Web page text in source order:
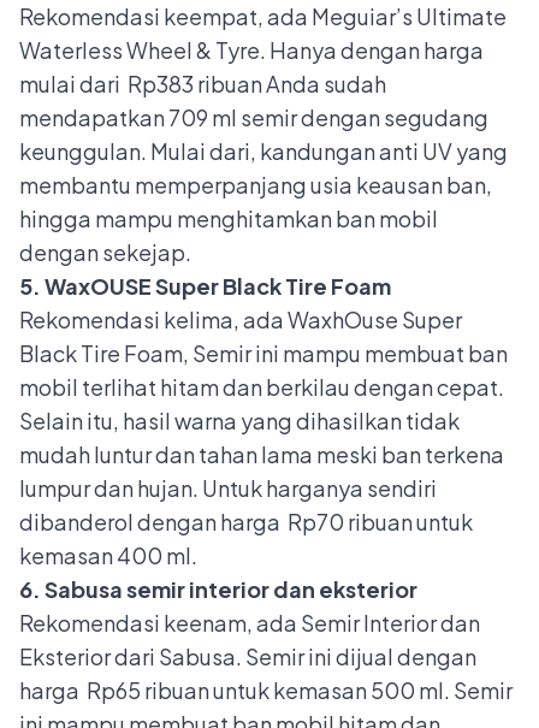
Rekomendasi keempat, ada Meguiar’s Ultimate
Waterless Wheel & Tyre. Hanya dengan harga
mulai dari Rp383 ribuan Anda sudah
mendapatkan 709 ml semir dengan segudang
keunggulan. Mulai dari, kandungan anti UV yang
membantu memperpanjang usia keausan ban,
hingga mampu menghitamkan ban mobil
dengan sekejap.
5. WaxOUSE Super Black Tire Foam
Rekomendasi kelima, ada WaxhOuse Super
Black Tire Foam, Semir ini mampu membuat ban
mobil terlihat hitam dan berkilau dengan cepat.
Selain itu, hasil warna yang dihasilkan tidak
mudah luntur dan tahan lama meski ban terkena
lumpur dan hujan. Untuk harganya sendiri
dibanderol dengan harga Rp70 ribuan untuk
kemasan 400 ml.
6. Sabusa semir interior dan eksterior
Rekomendasi keenam, ada Semir Interior dan
Eksterior dari Sabusa. Semir ini dijual dengan
harga Rp65 ribuan untuk kemasan 500 ml. Semir